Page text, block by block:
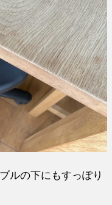
ルの下にもすっぽり